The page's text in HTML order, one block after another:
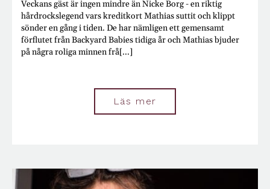
Veckans gäst är ingen mindre än Nicke Borg - en riktig
hårdrockslegend vars kreditkort Mathias suttit och klippt
sönder en gång i tiden. De har nämligen ett gemensamt
förflutet från Backyard Babies tidiga år och Mathias bjuder
på några roliga minnen frå[...]
Läs mer